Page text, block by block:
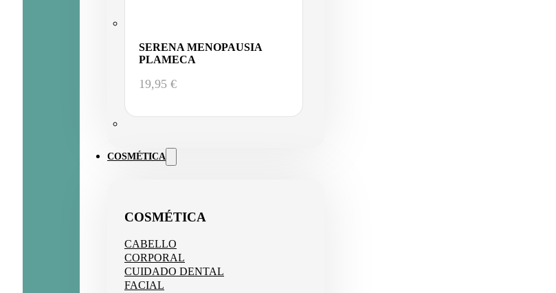
SERENA MENOPAUSIA
PLAMECA
19,95 €
COSMÉTICA
COSMÉTICA
CABELLO
CORPORAL
CUIDADO DENTAL
FACIAL